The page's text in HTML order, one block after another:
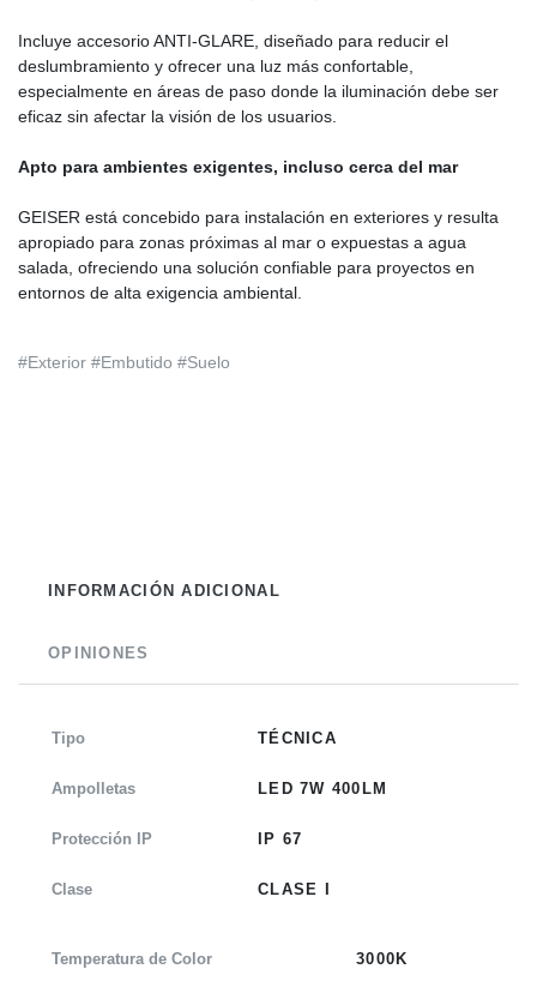
Incluye accesorio ANTI-GLARE, diseñado para reducir el
deslumbramiento y ofrecer una luz más confortable,
especialmente en áreas de paso donde la iluminación debe ser
eficaz sin afectar la visión de los usuarios.
Apto para ambientes exigentes, incluso cerca del mar
GEISER está concebido para instalación en exteriores y resulta
apropiado para zonas próximas al mar o expuestas a agua
salada, ofreciendo una solución confiable para proyectos en
entornos de alta exigencia ambiental.
#Exterior #Embutido #Suelo
INFORMACIÓN ADICIONAL
OPINIONES
Tipo TÉCNICA
Ampolletas LED 7W 400LM
Protección IP IP 67
Clase CLASE I
Temperatura de Color 3000K